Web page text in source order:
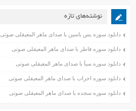
نوشته‌های تازه
دانلود سوره یس یاسین با صدای ماهر المعیقلی صوتی
دانلود سوره فاطر با صدای ماهر المعیقلی صوتی
دانلود سوره سبأ با صدای ماهر المعیقلی صوتی
دانلود سوره احزاب با صدای ماهر المعیقلی صوتی
دانلود سوره سجده با صدای ماهر المعیقلی صوتی